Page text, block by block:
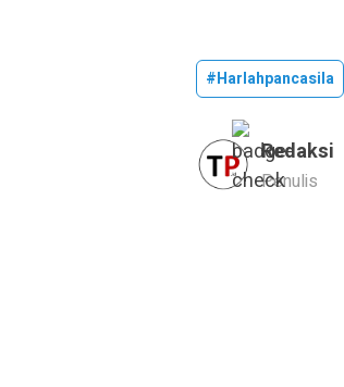
#harlahpancasila
Redaksi
Penulis